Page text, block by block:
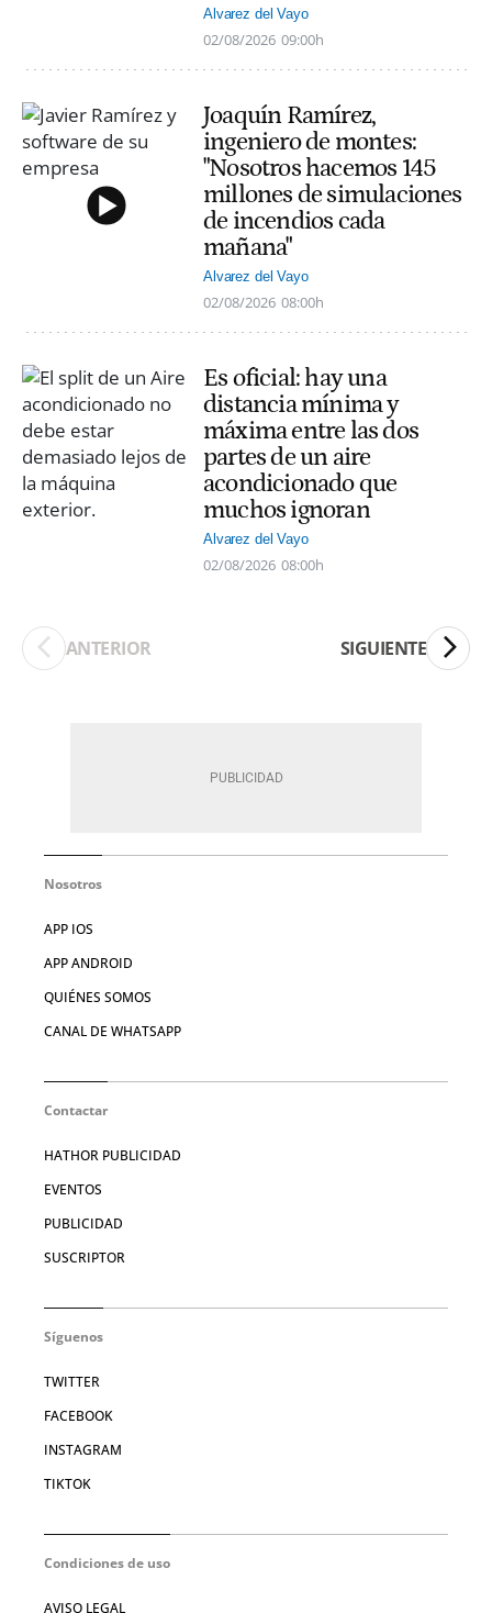
Alvarez del Vayo
02/08/2026 09:00h
Joaquín Ramírez,
ingeniero de montes:
"Nosotros hacemos 145
millones de simulaciones
de incendios cada
mañana"
Alvarez del Vayo
02/08/2026 08:00h
Es oficial: hay una
distancia mínima y
máxima entre las dos
partes de un aire
acondicionado que
muchos ignoran
Alvarez del Vayo
02/08/2026 08:00h
ANTERIOR SIGUIENTE
Nosotros
APP IOS
APP ANDROID
QUIÉNES SOMOS
CANAL DE WHATSAPP
Contactar
HATHOR PUBLICIDAD
EVENTOS
PUBLICIDAD
SUSCRIPTOR
Síguenos
TWITTER
FACEBOOK
INSTAGRAM
TIKTOK
Condiciones de uso
AVISO LEGAL